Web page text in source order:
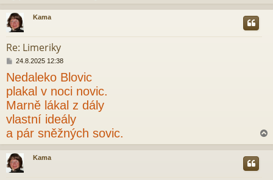
h
Kama
Re: Limeriky
P
í
s
p
ě
v
e
24.8.2025 12:38
Nedaleko Blovic
plakal v noci novic.
Marně lákal z dály
vlastní ideály
a pár sněžných sovic.
a
Kama